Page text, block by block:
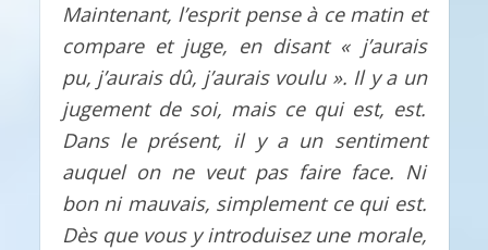
Maintenant, l’esprit pense à ce matin et
compare et juge, en disant « j’aurais
pu, j’aurais dû, j’aurais voulu ». Il y a un
jugement de soi, mais ce qui est, est.
Dans le présent, il y a un sentiment
auquel on ne veut pas faire face. Ni
bon ni mauvais, simplement ce qui est.
Dès que vous y introduisez une morale,